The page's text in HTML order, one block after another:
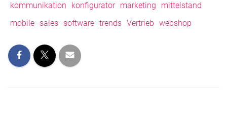
kommunikation
konfigurator marketing
mittelstand
mobile sales software trends Vertrieb webshop